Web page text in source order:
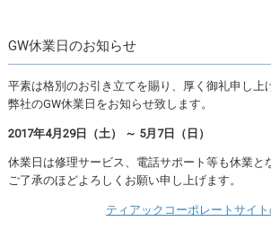
GW休業日のお知らせ
平素は格別のお引き立てを賜り、厚く御礼申し上
弊社のGW休業日をお知らせ致します。
2017年4月29日（土） ～ 5月7日（日）
休業日は修理サービス、電話サポート等も休業と
ご了承のほどよろしくお願い申し上げます。
ティアックコーポレートサイ